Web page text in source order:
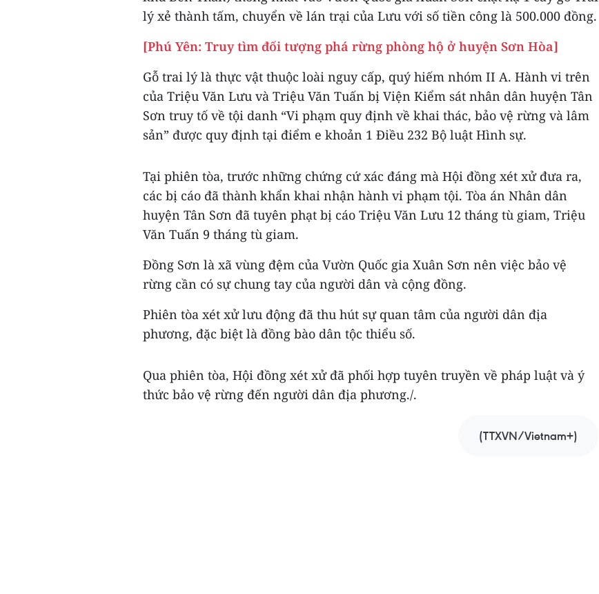
lý xẻ thành tấm, chuyển về lán trại của Lưu với số tiền công là 500.000 đồng.
[Phú Yên: Truy tìm đối tượng phá rừng phòng hộ ở huyện Sơn Hòa]
Gỗ trai lý là thực vật thuộc loài nguy cấp, quý hiếm nhóm II A. Hành vi trên
của Triệu Văn Lưu và Triệu Văn Tuấn bị Viện Kiểm sát nhân dân huyện Tân
Sơn truy tố về tội danh “Vi phạm quy định về khai thác, bảo vệ rừng và lâm
sản” được quy định tại điểm e khoản 1 Điều 232 Bộ luật Hình sự.
Tại phiên tòa, trước những chứng cứ xác đáng mà Hội đồng xét xử đưa ra,
các bị cáo đã thành khẩn khai nhận hành vi phạm tội. Tòa án Nhân dân
huyện Tân Sơn đã tuyên phạt bị cáo Triệu Văn Lưu 12 tháng tù giam, Triệu
Văn Tuấn 9 tháng tù giam.
Đồng Sơn là xã vùng đệm của Vườn Quốc gia Xuân Sơn nên việc bảo vệ
rừng cần có sự chung tay của người dân và cộng đồng.
Phiên tòa xét xử lưu động đã thu hút sự quan tâm của người dân địa
phương, đặc biệt là đồng bào dân tộc thiểu số.
Qua phiên tòa, Hội đồng xét xử đã phối hợp tuyên truyền về pháp luật và ý
thức bảo vệ rừng đến người dân địa phương./.
(TTXVN/Vietnam+)